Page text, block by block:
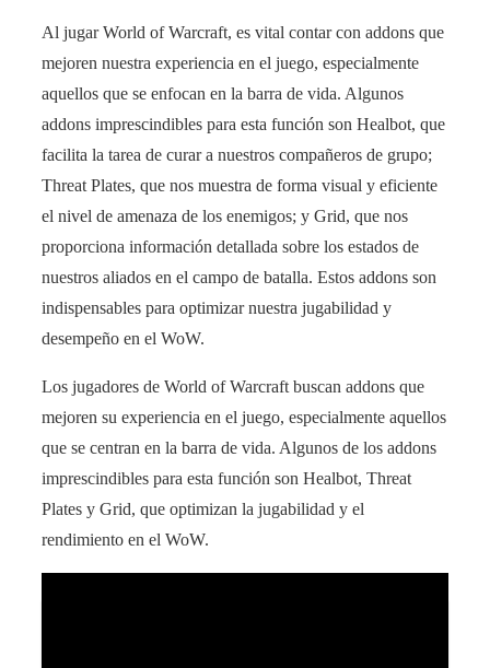
Al jugar World of Warcraft, es vital contar con addons que
mejoren nuestra experiencia en el juego, especialmente
aquellos que se enfocan en la barra de vida. Algunos
addons imprescindibles para esta función son Healbot, que
facilita la tarea de curar a nuestros compañeros de grupo;
Threat Plates, que nos muestra de forma visual y eficiente
el nivel de amenaza de los enemigos; y Grid, que nos
proporciona información detallada sobre los estados de
nuestros aliados en el campo de batalla. Estos addons son
indispensables para optimizar nuestra jugabilidad y
desempeño en el WoW.
Los jugadores de World of Warcraft buscan addons que
mejoren su experiencia en el juego, especialmente aquellos
que se centran en la barra de vida. Algunos de los addons
imprescindibles para esta función son Healbot, Threat
Plates y Grid, que optimizan la jugabilidad y el
rendimiento en el WoW.